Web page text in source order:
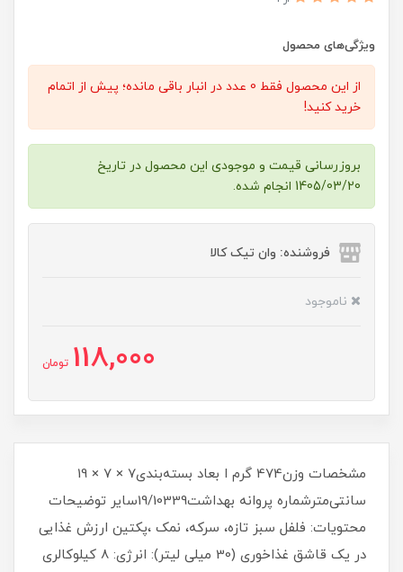
ویژگی‌های محصول
از این محصول فقط 0 عدد در انبار باقی مانده؛ پیش از اتمام
خرید کنید!
بروزرسانی قیمت و موجودی این محصول در تاریخ
1405/03/20 انجام شده.
فروشنده: وان تیک کالا
ناموجود
118,000 تومان
مشخصات وزن474 گرم ا بعاد بسته‌بندی7 × 7 × 19
سانتی‌مترشماره پروانه بهداشت19/10339سایر توضیحات
محتویات: فلفل سبز تازه، سرکه، نمک ،پکتین ارزش غذایی
در یک قاشق غذاخوری (30 میلی لیتر): انرژی: 8 کیلوکالری